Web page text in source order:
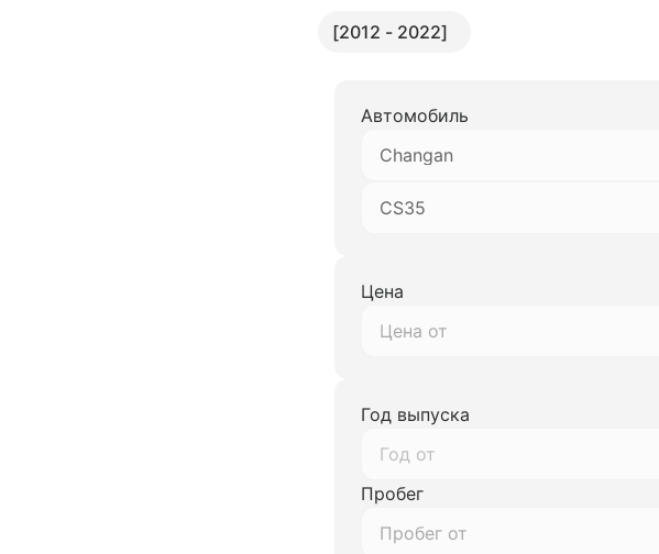
[2012 - 2022]
Автомобиль
Changan
CS35
Цена
Год выпуска
Год от
Пробег